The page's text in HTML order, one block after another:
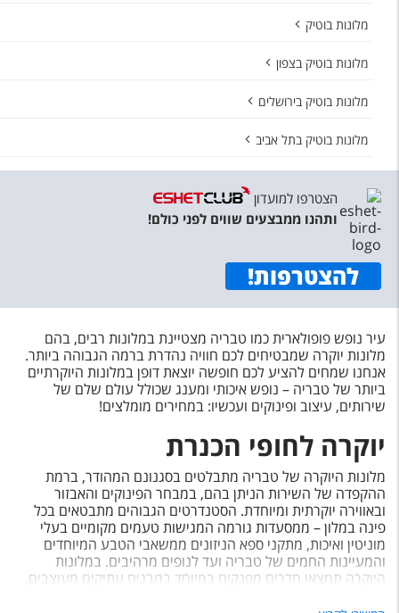
מלונות בוטיק
מלונות בוטיק בצפון
מלונות בוטיק בירושלים
מלונות בוטיק בתל אביב
הצטרפו למועדון
ותהנו ממבצעים שווים לפני כולם!
להצטרפות!
עיר נופש פופולארית כמו טבריה מצטיינת במלונות רבים, בהם
מלונות יוקרה שמבטיחים לכם חוויה נהדרת ברמה הגבוהה ביותר.
אנחנו שמחים להציע לכם חופשה יוצאת דופן במלונות היוקרתיים
ביותר של טבריה – נופש איכותי ומענג שכולל עולם שלם של
שירותים, עיצוב ופינוקים ועכשיו: במחירים מומלצים!
יוקרה לחופי הכנרת
מלונות היוקרה של טבריה מתבלטים בסגנונם המהודר, ברמת
ההקפדה של השירות הניתן בהם, במבחר הפינוקים והאבזור
ובאווירה יוקרתית ומיוחדת. הסטנדרטים הגבוהים מתבטאים בכל
פינה במלון – ממסעדות גורמה המגישות טעמים מקומיים בעלי
מוניטין ואיכות, מתקני ספא הניזונים ממשאבי הטבע המיוחדים
והמעיינות החמים של טבריה ועד לנופים מרהיבים. במלונות
היוקרה תמצאו חדרים מפנקים במיוחד במבנים עתיקים מעוצבים,